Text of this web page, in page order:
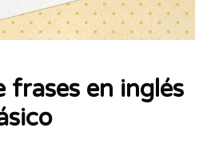
frases en inglés